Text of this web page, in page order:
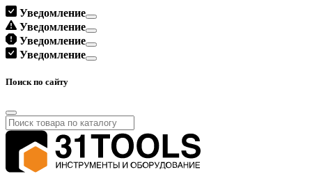
Уведомление
Уведомление
Уведомление
Уведомление
Поиск по сайту